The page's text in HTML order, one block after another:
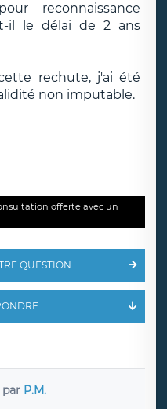
reconnaissance
il le délai de 2 ans
rechute, j'ai été
non imputable.
offerte avec un
QUESTION
par P.M.